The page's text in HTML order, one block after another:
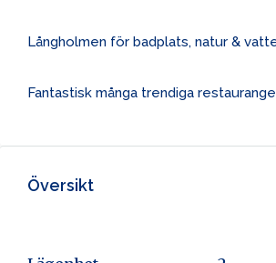
Långholmen för badplats, natur &
Fantastisk många trendiga
Översikt